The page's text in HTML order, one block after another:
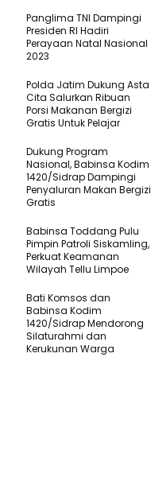
Panglima TNI Dampingi
Presiden RI Hadiri
Perayaan Natal Nasional
2023
Polda Jatim Dukung Asta
Cita Salurkan Ribuan
Porsi Makanan Bergizi
Gratis Untuk Pelajar
Dukung Program
Nasional, Babinsa Kodim
1420/Sidrap Dampingi
Penyaluran Makan Bergizi
Gratis
Babinsa Toddang Pulu
Pimpin Patroli Siskamling,
Perkuat Keamanan
Wilayah Tellu Limpoe
Bati Komsos dan
Babinsa Kodim
1420/Sidrap Mendorong
Silaturahmi dan
Kerukunan Warga